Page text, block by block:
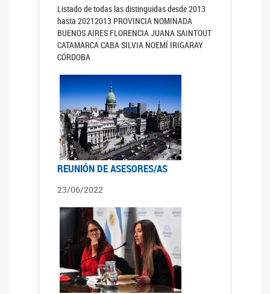
Listado de todas las distinguidas desde 2013
hasta 20212013 PROVINCIA NOMINADA
BUENOS AIRES FLORENCIA JUANA SAINTOUT
CATAMARCA CABA SILVIA NOEMÍ IRIGARAY
CÓRDOBA
REUNIÓN DE ASESORES/AS
23/06/2022